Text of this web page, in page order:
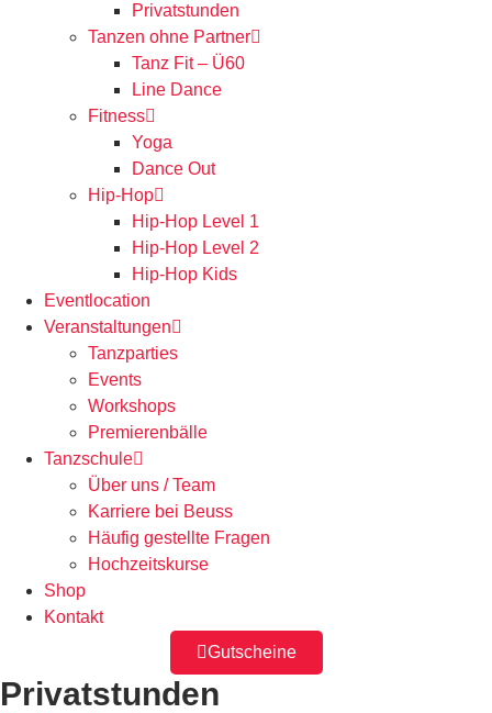
Privatstunden
Tanzen ohne Partner
Tanz Fit – Ü60
Line Dance
Fitness
Yoga
Dance Out
Hip-Hop
Hip-Hop Level 1
Hip-Hop Level 2
Hip-Hop Kids
Eventlocation
Veranstaltungen
Tanzparties
Events
Workshops
Premierenbälle
Tanzschule
Über uns / Team
Karriere bei Beuss
Häufig gestellte Fragen
Hochzeitskurse
Shop
Kontakt
Gutscheine
Privatstunden